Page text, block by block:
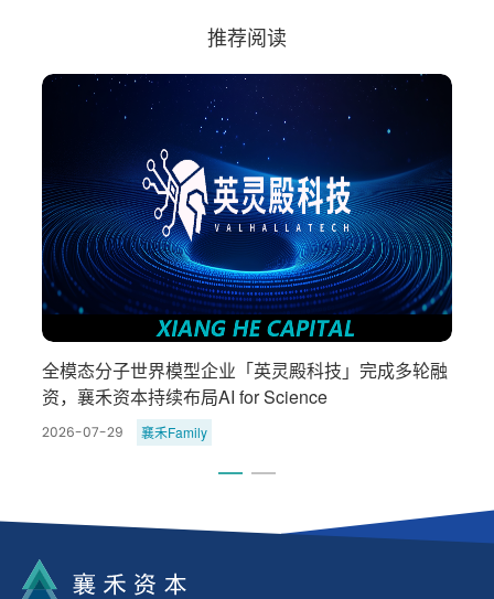
推荐阅读
全模态分子世界模型企业「英灵殿科技」完成多轮融
资，襄禾资本持续布局AI for Science
2026-07-29 襄禾Family